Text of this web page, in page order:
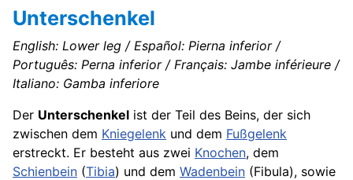
Unterschenkel
English: Lower leg / Español: Pierna inferior /
Português: Perna inferior / Français: Jambe inférieure /
Italiano: Gamba inferiore
Der Unterschenkel ist der Teil des Beins, der sich
zwischen dem Kniegelenk und dem Fußgelenk
erstreckt. Er besteht aus zwei Knochen, dem
Schienbein (Tibia) und dem Wadenbein (Fibula), sowie